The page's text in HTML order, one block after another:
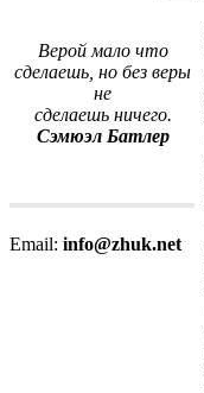
Верой мало что
сделаешь, но без веры
не
сделаешь ничего.
Сэмюэл Батлер
Email: info@zhuk.net